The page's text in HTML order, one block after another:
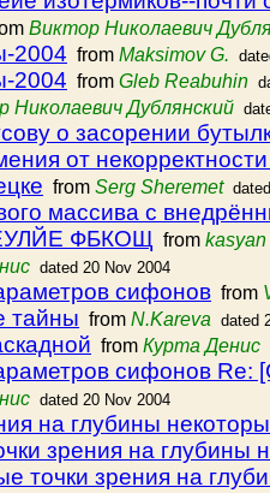
Виктор Николаевич
2004 from Maksimov G.
2004 from Gleb Reabuhin
Николаевич Дублянский
о засорении
от
from Serg Sheremet
массива с
ФБКОЩ from kasyan
dated 20 Nov 2004
сифонов from
тайны from N.Kareva dated
from Курта Денис
сифонов Re:
dated 20 Nov 2004
на глубины
зрения на
точки зрения на